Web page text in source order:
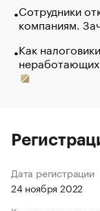
Сотрудники
компаниям.
Как
неработающих
Дата регистрации
24 ноября 2022